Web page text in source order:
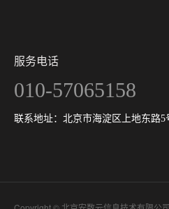
服务电话
010-57065158
联系地址：北京市海淀区上地东路5